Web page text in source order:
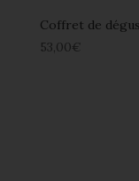
Coffret de
53,00€